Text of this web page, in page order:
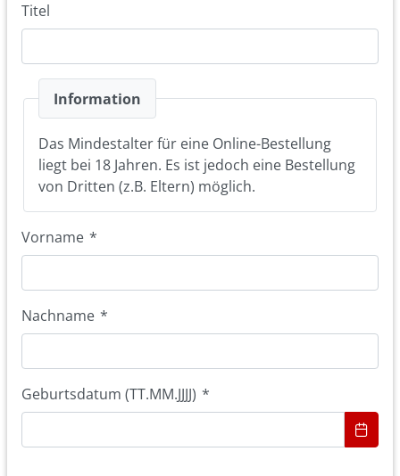
Titel
Information
Das Mindestalter für eine Online-Bestellung
liegt bei 18 Jahren. Es ist jedoch eine Bestellung
von Dritten (z.B. Eltern) möglich.
Vorname *
Nachname *
Geburtsdatum (TT.MM.JJJJ) *